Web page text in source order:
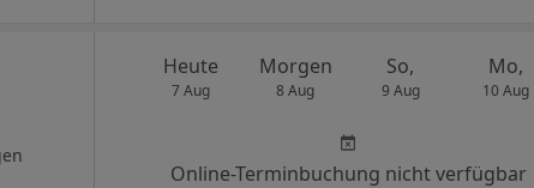
Heute
7 Aug
Morgen
8 Aug
So,
9 Aug
Mo,
10 Aug
Online-Terminbuchung nicht verfügbar